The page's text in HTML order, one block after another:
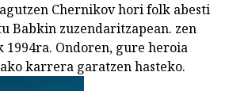
Chernikov hori folk abesti
Babkin zuzendaritzapean. zen
1994ra. Ondoren, gure heroia
karrera garatzen hasteko.